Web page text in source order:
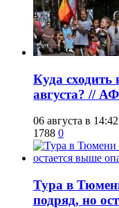
​Куда
августа? //
06 августа в 14:42
1788 0
Тура в
подряд, но